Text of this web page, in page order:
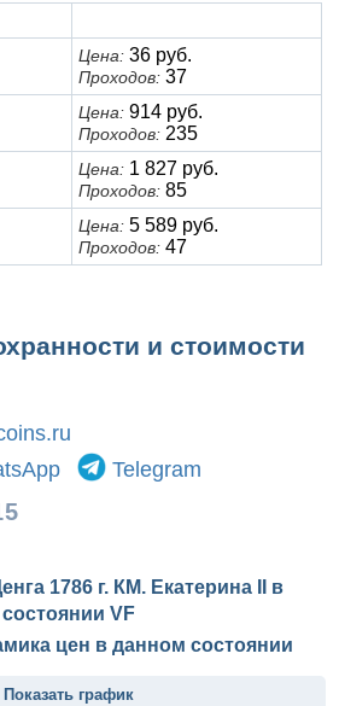
Цена: 36 руб.
Проходов: 37
Цена: 914 руб.
Проходов: 235
Цена: 1 827 руб.
Проходов: 85
Цена: 5 589 руб.
Проходов: 47
и стоимости
Telegram
1786 г. КМ. Екатерина II в
состоянии VF
цен в данном состоянии
Показать график